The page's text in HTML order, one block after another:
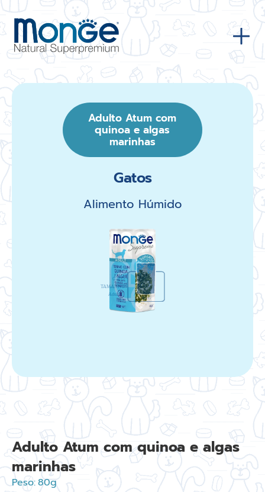
Adulto Atum com
quinoa e algas
marinhas
Gatos
Alimento Húmido
Adulto Atum com quinoa e algas
marinhas
Peso:80g